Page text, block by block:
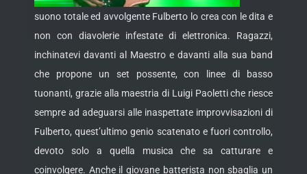
suono totale ed avvolgente Fulberto lo crea con le dita e
non con diavolerie infestate di elettronica. Ragazzi,
inchinatevi davanti al Maestro e davanti alla sua band
che propone un set possente, con linee di basso
tuonanti, grazie alla maestria di Luigi Paoletti che riesce
sempre ad adeguarsi alle inaspettate improvvisazioni di
Fulberto, quest’ultimo genio scatenato e fuori controllo,
devoto solo a quella musica che sa catturare e
coinvolgere. Anche il giovane batterista non sbaglia un